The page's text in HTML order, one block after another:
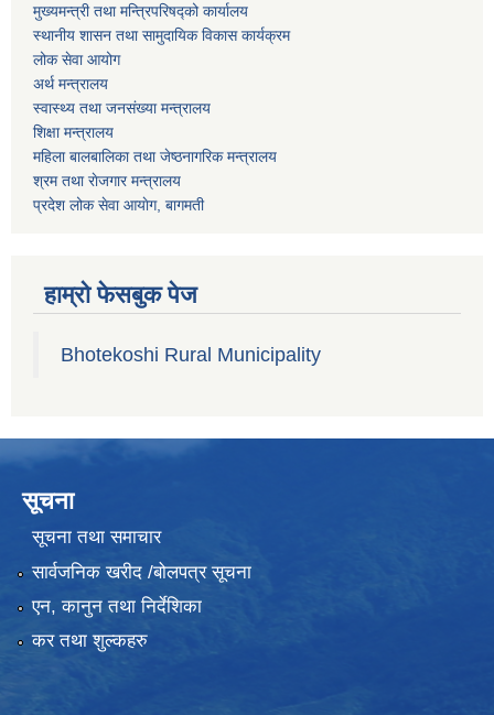
मुख्यमन्त्री तथा मन्त्रिपरिषद्को कार्यालय
स्थानीय शासन तथा सामुदायिक विकास कार्यक्रम
लोक सेवा आयोग
अर्थ मन्त्रालय
स्वास्थ्य तथा जनस‌ंख्या मन्त्रालय
शिक्षा मन्त्रालय
महिला बालबालिका तथा जेष्ठनागरिक मन्त्रालय
श्रम तथा राेजगार मन्त्रालय
प्रदेश लोक सेवा आयाेग, बागमती
हाम्रो फेसबुक पेज
Bhotekoshi Rural Municipality
सूचना
सूचना तथा समाचार
सार्वजनिक खरीद /बोलपत्र सूचना
एन, कानुन तथा निर्देशिका
कर तथा शुल्कहरु